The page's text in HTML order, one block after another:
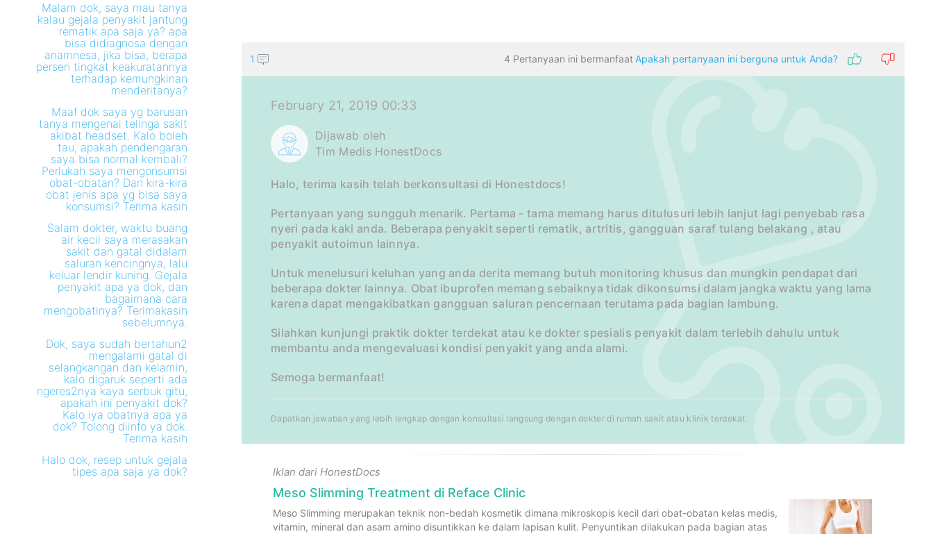
Malam dok, saya mau tanya
kalau gejala penyakit jantung
rematik apa saja ya? apa
bisa didiagnosa dengan
anamnesa, jika bisa, berapa
persen tingkat keakuratannya
terhadap kemungkinan
menderitanya?
Maaf dok saya yg barusan
tanya mengenai telinga sakit
akibat headset. Kalo boleh
tau, apakah pendengaran
saya bisa normal kembali?
Perlukah saya mengonsumsi
obat-obatan? Dan kira-kira
obat jenis apa yg bisa saya
konsumsi? Terima kasih
Salam dokter, waktu buang
air kecil saya merasakan
sakit dan gatal didalam
saluran kencingnya, lalu
keluar lendir kuning. Gejala
penyakit apa ya dok, dan
bagaimana cara
mengobatinya? Terimakasih
sebelumnya.
Dok, saya sudah bertahun2
mengalami gatal di
selangkangan dan kelamin,
kalo digaruk seperti ada
ngeres2nya kaya serbuk gitu,
apakah ini penyakit dok?
Kalo iya obatnya apa ya
dok? Tolong diinfo ya dok.
Terima kasih
Halo dok, resep untuk gejala
tipes apa saja ya dok?
1 4 Pertanyaan ini bermanfaat Apakah pertanyaan ini berguna untuk Anda?
February 21, 2019 00:33
Dijawab oleh
Tim Medis HonestDocs
Halo, terima kasih telah berkonsultasi di Honestdocs!
Pertanyaan yang sungguh menarik. Pertama - tama memang harus ditulusuri lebih lanjut lagi penyebab rasa
nyeri pada kaki anda. Beberapa penyakit seperti rematik, artritis, gangguan saraf tulang belakang , atau
penyakit autoimun lainnya.
Untuk menelusuri keluhan yang anda derita memang butuh monitoring khusus dan mungkin pendapat dari
beberapa dokter lainnya. Obat ibuprofen memang sebaiknya tidak dikonsumsi dalam jangka waktu yang lama
karena dapat mengakibatkan gangguan saluran pencernaan terutama pada bagian lambung.
Silahkan kunjungi praktik dokter terdekat atau ke dokter spesialis penyakit dalam terlebih dahulu untuk
membantu anda mengevaluasi kondisi penyakit yang anda alami.
Semoga bermanfaat!
Dapatkan jawaban yang lebih lengkap dengan konsultasi langsung dengan dokter di rumah sakit atau klinik terdekat.
Iklan dari HonestDocs
Meso Slimming Treatment di Reface Clinic
Meso Slimming merupakan teknik non-bedah kosmetik dimana mikroskopis kecil dari obat-obatan kelas medis,
vitamin, mineral dan asam amino disuntikkan ke dalam lapisan kulit. Penyuntikan dilakukan pada bagian atas